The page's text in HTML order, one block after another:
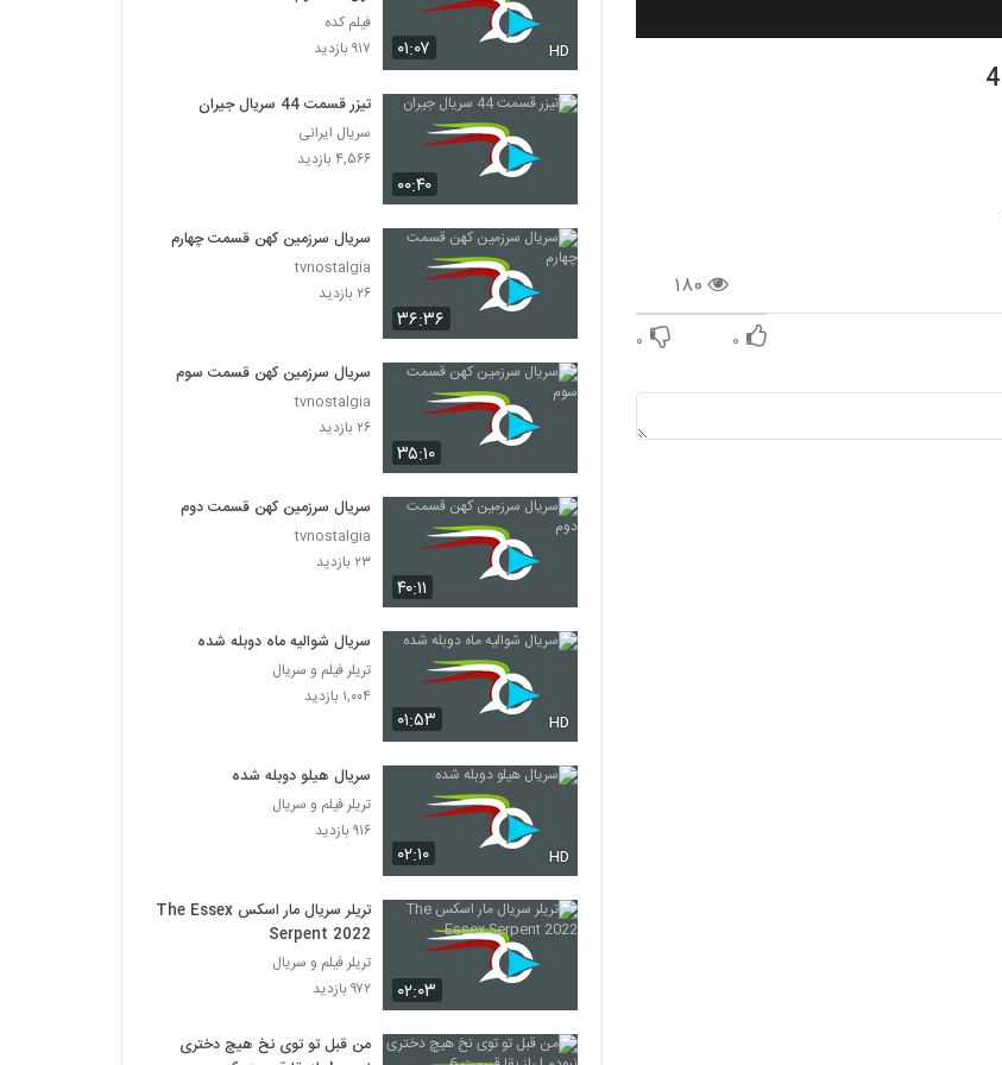
۱۸۰
۰ ۰
۰۱:۰۷ HD
فیلم کده
۹۱۷ بازدید
۰۰:۴۰
تیزر قسمت 44 سریال جیران
سریال ایرانی
۴,۵۶۶ بازدید
۳۶:۳۶
سریال سرزمین کهن قسمت چهارم
tvnostalgia
۲۶ بازدید
۳۵:۱۰
سریال سرزمین کهن قسمت سوم
tvnostalgia
۲۶ بازدید
۴۰:۱۱
سریال سرزمین کهن قسمت دوم
tvnostalgia
۲۳ بازدید
۰۱:۵۳ HD
سریال شوالیه ماه دوبله شده
تریلر فیلم و سریال
۱,۰۰۴ بازدید
۰۲:۱۰ HD
سریال هیلو دوبله شده
تریلر فیلم و سریال
۹۱۶ بازدید
۰۲:۰۳
تریلر سریال مار اسکس The Essex
Serpent 2022
تریلر فیلم و سریال
۹۷۲ بازدید
من قبل تو توی نخ هیچ دختری